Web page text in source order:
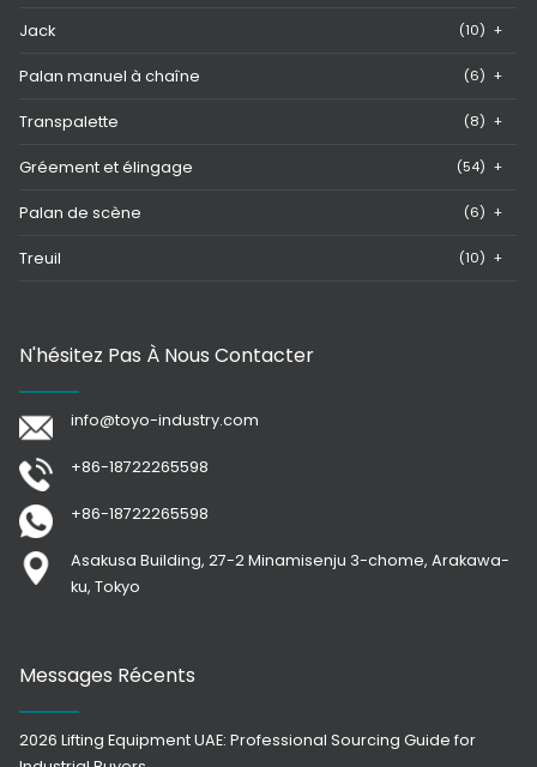
Jack (10) +
Palan manuel à chaîne (6) +
Transpalette (8) +
Gréement et élingage (54) +
Palan de scène (6) +
Treuil (10) +
N'hésitez Pas À Nous Contacter
info@toyo-industry.com
+86-18722265598
+86-18722265598
Asakusa Building, 27-2 Minamisenju 3-chome, Arakawa-
ku, Tokyo
Messages Récents
2026 Lifting Equipment UAE: Professional Sourcing Guide for